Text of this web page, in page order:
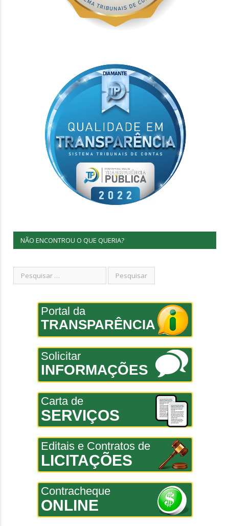
NÃO ENCONTROU O QUE QUERIA?
Portal da
TRANSPARÊNCIA
Solicitar
INFORMAÇÕES
Carta de
SERVIÇOS
Editais e Contratos de
LICITAÇÕES
Contracheque
ONLINE